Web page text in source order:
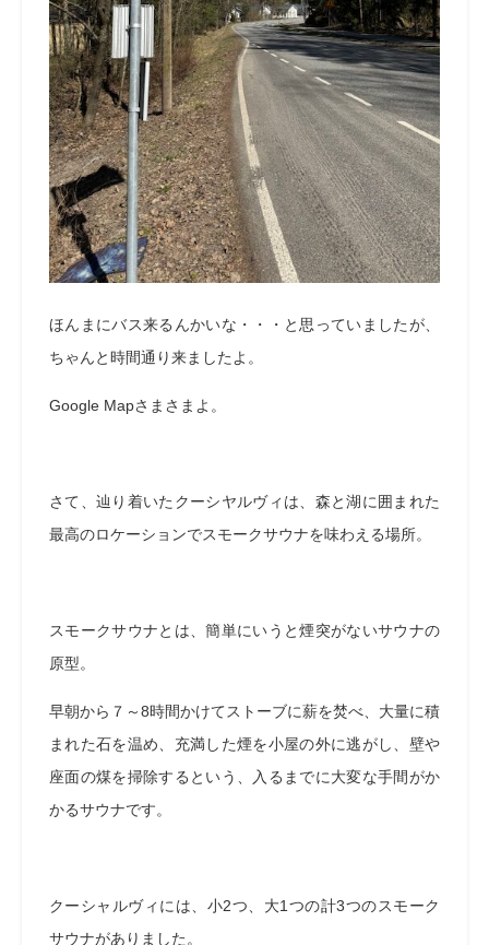
ほんまにバス来るんかいな・・・と思っていましたが、
ちゃんと時間通り来ましたよ。
Google Mapさまさまよ。
さて、辿り着いたクーシヤルヴィは、森と湖に囲まれた
最高のロケーションでスモークサウナを味わえる場所。
スモークサウナとは、簡単にいうと煙突がないサウナの
原型。
早朝から７～8時間かけてストーブに薪を焚べ、大量に積
まれた石を温め、充満した煙を小屋の外に逃がし、壁や
座面の煤を掃除するという、入るまでに大変な手間がか
かるサウナです。
クーシャルヴィには、小2つ、大1つの計3つのスモーク
サウナがありました。